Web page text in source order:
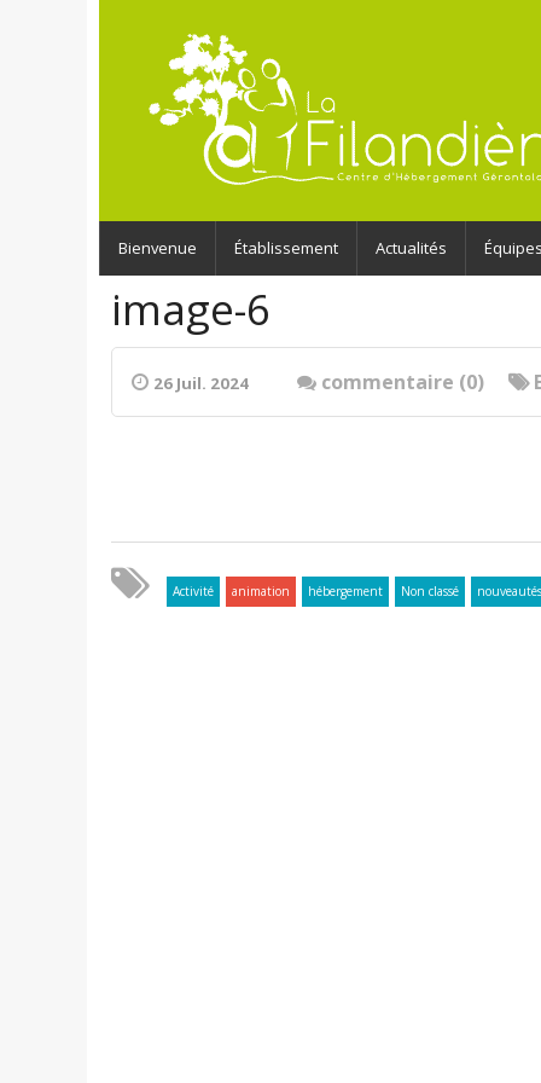
Bienvenue Établissement Actualités Équipes
image-6
26 Juil. 2024 commentaire (0)
Activité animation hébergement Non classé nouveautés